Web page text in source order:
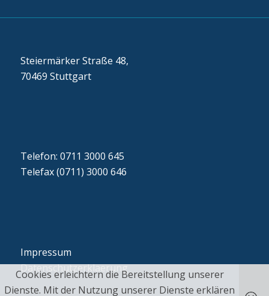
Steiermärker Straße 48,
70469 Stuttgart
Telefon: 0711 3000 645
Telefax (0711) 3000 646
Impressum
Datenschutzerklaerung
Cookies erleichtern die Bereitstellung unserer
Dienste. Mit der Nutzung unserer Dienste erklären